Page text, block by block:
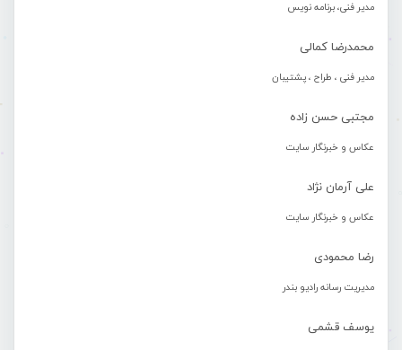
مدیر فنی، برنامه نویس
محمدرضا کمالی
مدیر فنی ، طراح ، پشتیبان
مجتبی حسن زاده
عکاس و خبرنگار سایت
علی آرمان نژاد
عکاس و خبرنگار سایت
رضا محمودی
مدیریت رسانه رادیو بندر
یوسف قشمی